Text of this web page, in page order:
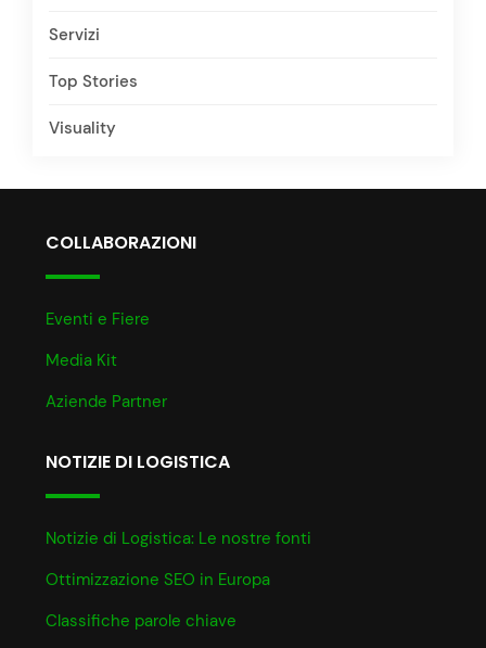
Servizi
Top Stories
Visuality
COLLABORAZIONI
Eventi e Fiere
Media Kit
Aziende Partner
NOTIZIE DI LOGISTICA
Notizie di Logistica: Le nostre fonti
Ottimizzazione SEO in Europa
Classifiche parole chiave